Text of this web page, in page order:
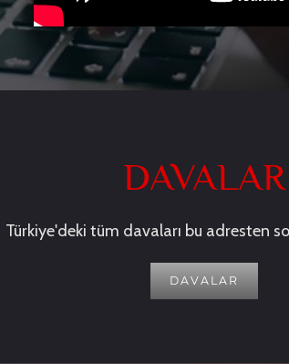
DAVALAR
Türkiye'deki tüm davaları bu adresten
DAVALAR